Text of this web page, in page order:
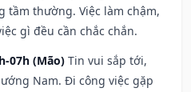
tầm thường. Việc làm chậm,
gì đều cần chắc chắn.
07h (Mão) Tin vui sắp tới,
Nam. Đi công việc gặp